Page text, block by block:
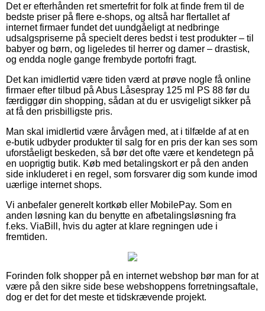
Det er efterhånden ret smertefrit for folk at finde frem til de
bedste priser på flere e-shops, og altså har flertallet af
internet firmaer fundet det uundgåeligt at nedbringe
udsalgspriserne på specielt deres bedst i test produkter – til
babyer og børn, og ligeledes til herrer og damer – drastisk,
og endda nogle gange frembyde portofri fragt.
Det kan imidlertid være tiden værd at prøve nogle få online
firmaer efter tilbud på Abus Låsespray 125 ml PS 88 før du
færdiggør din shopping, sådan at du er usvigeligt sikker på
at få den prisbilligste pris.
Man skal imidlertid være årvågen med, at i tilfælde af at en
e-butik udbyder produkter til salg for en pris der kan ses som
uforståeligt beskeden, så bør det ofte være et kendetegn på
en uoprigtig butik. Køb med betalingskort er på den anden
side inkluderet i en regel, som forsvarer dig som kunde imod
uærlige internet shops.
Vi anbefaler generelt kortkøb eller MobilePay. Som en
anden løsning kan du benytte en afbetalingsløsning fra
f.eks. ViaBill, hvis du agter at klare regningen ude i
fremtiden.
Forinden folk shopper på en internet webshop bør man for at
være på den sikre side bese webshoppens forretningsaftale,
dog er det for det meste et tidskrævende projekt.